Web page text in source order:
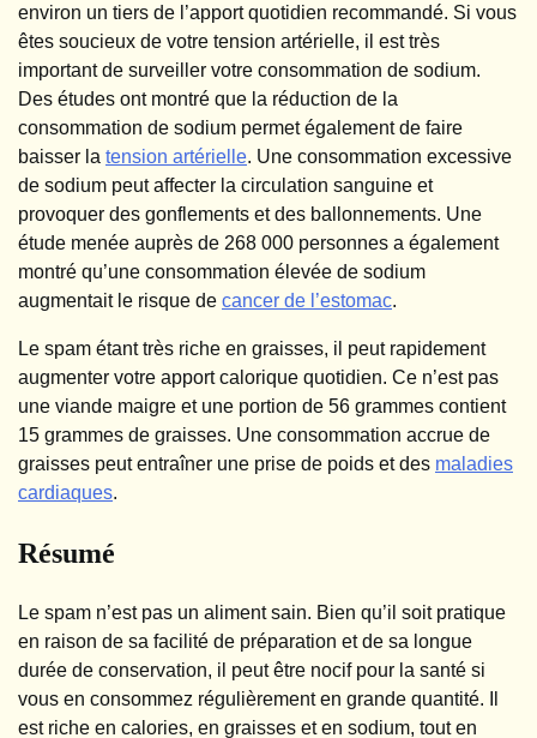
environ un tiers de l’apport quotidien recommandé. Si vous
êtes soucieux de votre tension artérielle, il est très
important de surveiller votre consommation de sodium.
Des études ont montré que la réduction de la
consommation de sodium permet également de faire
baisser la tension artérielle. Une consommation excessive
de sodium peut affecter la circulation sanguine et
provoquer des gonflements et des ballonnements. Une
étude menée auprès de 268 000 personnes a également
montré qu’une consommation élevée de sodium
augmentait le risque de cancer de l’estomac.
Le spam étant très riche en graisses, il peut rapidement
augmenter votre apport calorique quotidien. Ce n’est pas
une viande maigre et une portion de 56 grammes contient
15 grammes de graisses. Une consommation accrue de
graisses peut entraîner une prise de poids et des maladies
cardiaques.
Résumé
Le spam n’est pas un aliment sain. Bien qu’il soit pratique
en raison de sa facilité de préparation et de sa longue
durée de conservation, il peut être nocif pour la santé si
vous en consommez régulièrement en grande quantité. Il
est riche en calories, en graisses et en sodium, tout en